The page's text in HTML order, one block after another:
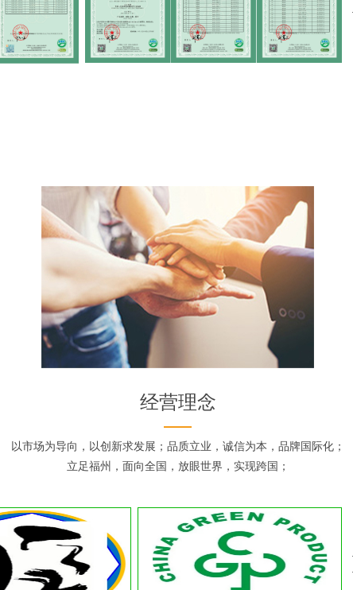
经营理念
以市场为导向，以创新求发展；品质立业，诚信为本，品牌国际化；
立足福州，面向全国，放眼世界，实现跨国；